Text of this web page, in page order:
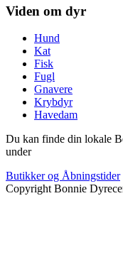
Viden om dyr
Hund
Kat
Fisk
Fugl
Gnavere
Krybdyr
Havedam
Du kan finde din lokale
under
Butikker og Åbningstider
Copyright Bonnie